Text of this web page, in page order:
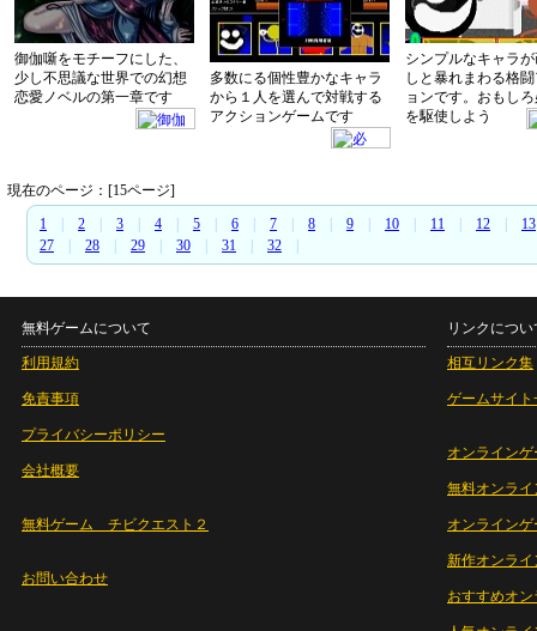
御伽噺をモチーフにした、
少し不思議な世界での幻想
恋愛ノベルの第一章です
多数にる個性豊かなキャラ
から１人を選んで対戦する
アクションゲームです
シンプルなキャラ
しと暴れまわる格
ョンです。おもし
を駆使しよう
現在のページ：[15ページ]
1
2 3 4 5 6 7 8 9 10 11 12 13
27
28 29 30 31 32
無料ゲームについて
利用規約
免責事項
プライバシーポリシー
会社概要
無料ゲーム チビクエスト２
お問い合わせ
リンクについ
相互リンク集
ゲームサイト
オンラインゲ
無料オンライ
オンライン
新作オンライ
おすすめオ